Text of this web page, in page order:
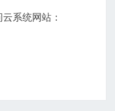
系统网站：